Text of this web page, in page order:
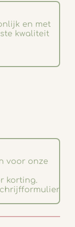
en met
kwaliteit
voor onze
korting.